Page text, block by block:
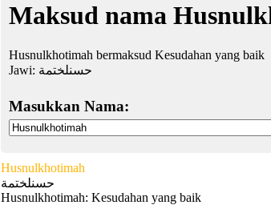
Maksud nama
Husnulkhotimah bermaksud Kesudahan yang baik
Jawi: حسنلختمة
Masukkan Nama:
Husnulkhotimah
حسنلختمة
Husnulkhotimah: Kesudahan yang baik